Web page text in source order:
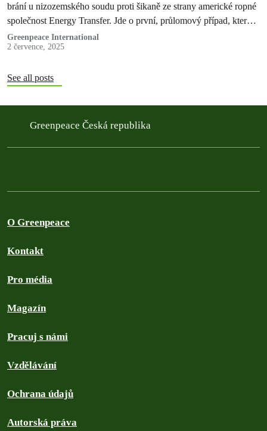
brání u nizozemského soudu proti šikaně ze strany americké ropné
společnost Energy Transfer. Jde o první, průlomový případ, který
otestuje novou…
Greenpeace International
2 července, 2025
See all posts
Greenpeace Česká republika
O Greenpeace
Kontakt
Pro média
Magazín
Pracuj s námi
Vzdělávání
Ochrana údajů
Autorská práva